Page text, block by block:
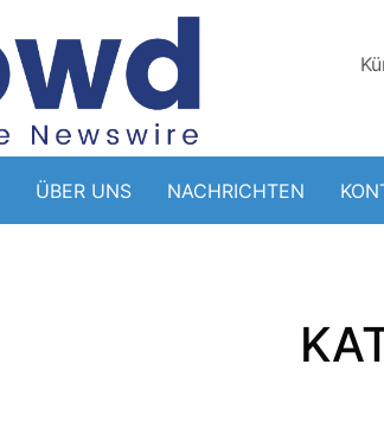
ÜBER UNS NACHRICHTEN